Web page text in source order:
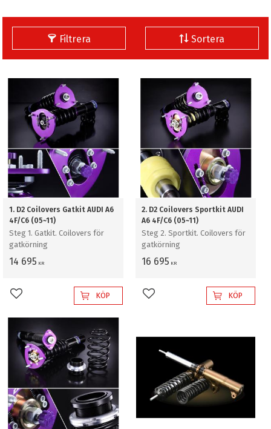
Filtrera Sortera
1. D2 Coilovers Gatkit AUDI A6
4F/C6 (05~11)
Steg 1. Gatkit. Coilovers för
gatkörning
14 695 KR
Lägg till i favoriterKÖP
2. D2 Coilovers Sportkit AUDI
A6 4F/C6 (05~11)
Steg 2. Sportkit. Coilovers för
gatkörning
16 695 KR
Lägg till i favoriterKÖP